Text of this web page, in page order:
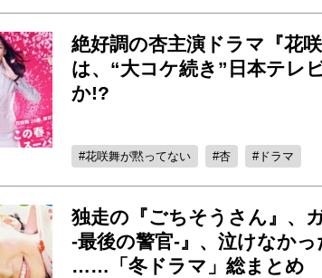
絶好調の杏主演ドラマ『花
は、“大コケ続き”日本テレ
か!?
花咲舞が黙ってない 杏 ドラマ
独走の『ごちそうさん』、
-最後の警官-』、泣けなかっ
……「冬ドラマ」総まとめ